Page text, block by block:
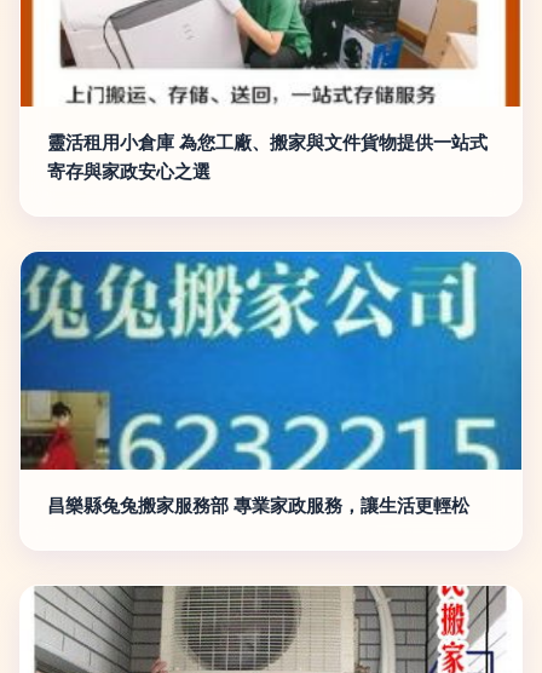
靈活租用小倉庫 為您工廠、搬家與文件貨物提供一站式
寄存與家政安心之選
昌樂縣兔兔搬家服務部 專業家政服務，讓生活更輕松